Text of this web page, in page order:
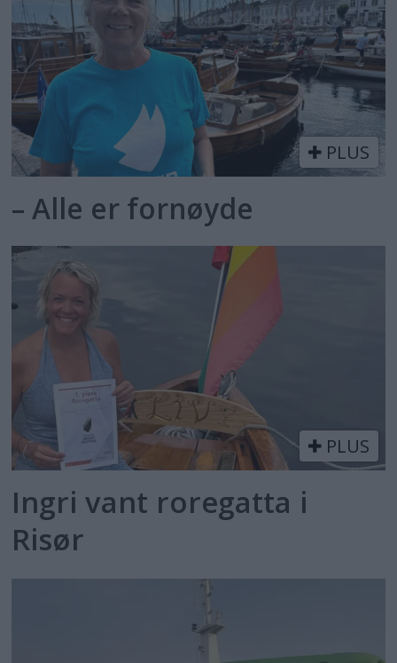
PLUS
– Alle er fornøyde
PLUS
Ingri vant roregatta i
Risør